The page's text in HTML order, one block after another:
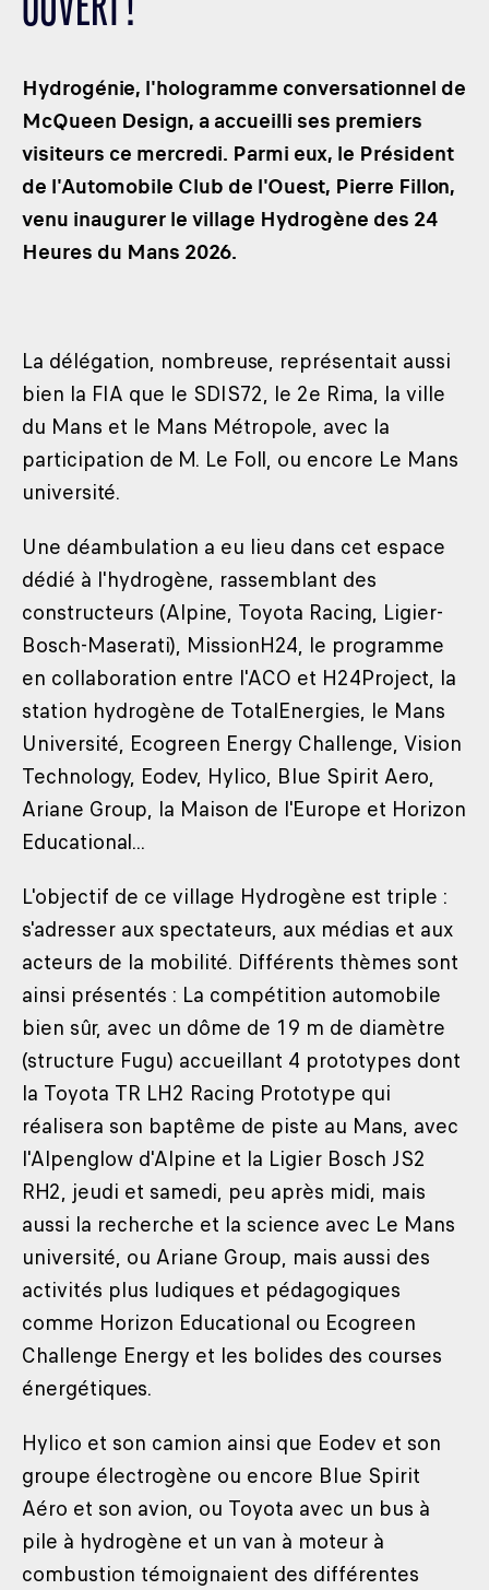
HOSPITALITÉS
DÉVELOPPEMENT DURABLE
SEA BY DHL
PARTENAIRES
NEWSLETTER
OUVERT !
Hydrogénie, l'hologramme conversationnel de
McQueen Design, a accueilli ses premiers
visiteurs ce mercredi. Parmi eux, le Président
de l'Automobile Club de l'Ouest, Pierre Fillon,
venu inaugurer le village Hydrogène des 24
Heures du Mans 2026.
La délégation, nombreuse, représentait aussi
bien la FIA que le SDIS72, le 2e Rima, la ville
du Mans et le Mans Métropole, avec la
participation de M. Le Foll, ou encore Le Mans
université.
Une déambulation a eu lieu dans cet espace
dédié à l'hydrogène, rassemblant des
constructeurs (Alpine, Toyota Racing, Ligier-
Bosch-Maserati), MissionH24, le programme
en collaboration entre l'ACO et H24Project, la
station hydrogène de TotalEnergies, le Mans
Université, Ecogreen Energy Challenge, Vision
Technology, Eodev, Hylico, Blue Spirit Aero,
Ariane Group, la Maison de l'Europe et Horizon
Educational...
L'objectif de ce village Hydrogène est triple :
s'adresser aux spectateurs, aux médias et aux
acteurs de la mobilité. Différents thèmes sont
ainsi présentés : La compétition automobile
bien sûr, avec un dôme de 19 m de diamètre
(structure Fugu) accueillant 4 prototypes dont
la Toyota TR LH2 Racing Prototype qui
réalisera son baptême de piste au Mans, avec
l'Alpenglow d'Alpine et la Ligier Bosch JS2
RH2, jeudi et samedi, peu après midi, mais
aussi la recherche et la science avec Le Mans
université, ou Ariane Group, mais aussi des
activités plus ludiques et pédagogiques
comme Horizon Educational ou Ecogreen
Challenge Energy et les bolides des courses
énergétiques.
Hylico et son camion ainsi que Eodev et son
groupe électrogène ou encore Blue Spirit
Aéro et son avion, ou Toyota avec un bus à
pile à hydrogène et un van à moteur à
combustion témoignaient des différentes